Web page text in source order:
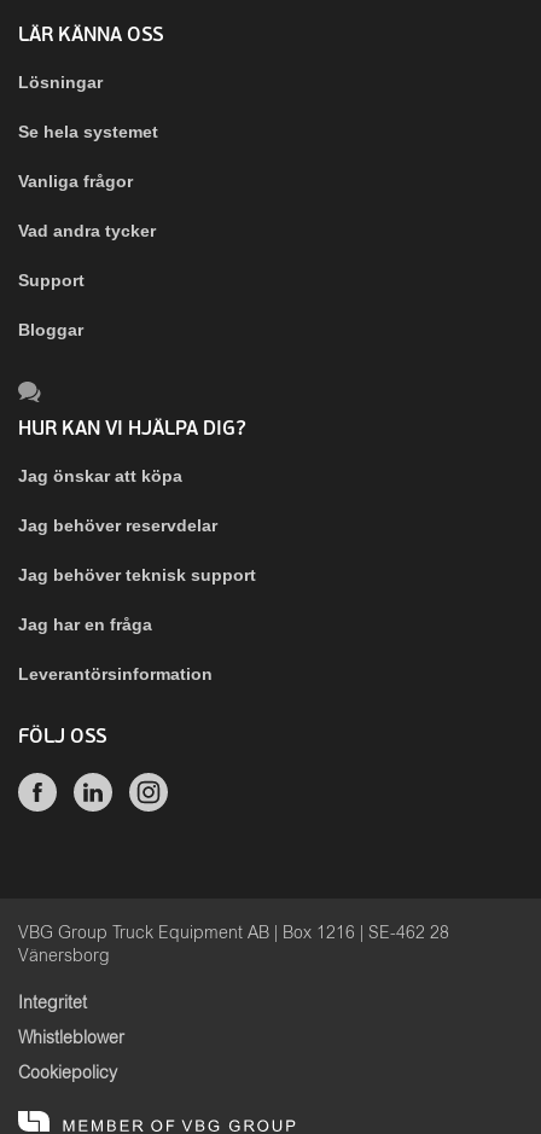
LÄR KÄNNA OSS
Lösningar
Se hela systemet
Vanliga frågor
Vad andra tycker
Support
Bloggar
HUR KAN VI HJÄLPA DIG?
Jag önskar att köpa
Jag behöver reservdelar
Jag behöver teknisk support
Jag har en fråga
Leverantörsinformation
FÖLJ OSS
VBG Group Truck Equipment AB | Box 1216 | SE-462 28
Vänersborg
Integritet
Whistleblower
Cookiepolicy